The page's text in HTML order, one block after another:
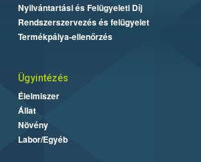
Nyilvántartási és Felügyeleti Díj
Rendszerszervezés és felügyelet
Termékpálya-ellenőrzés
Ügyintézés
Élelmiszer
Állat
Növény
Labor/Egyéb